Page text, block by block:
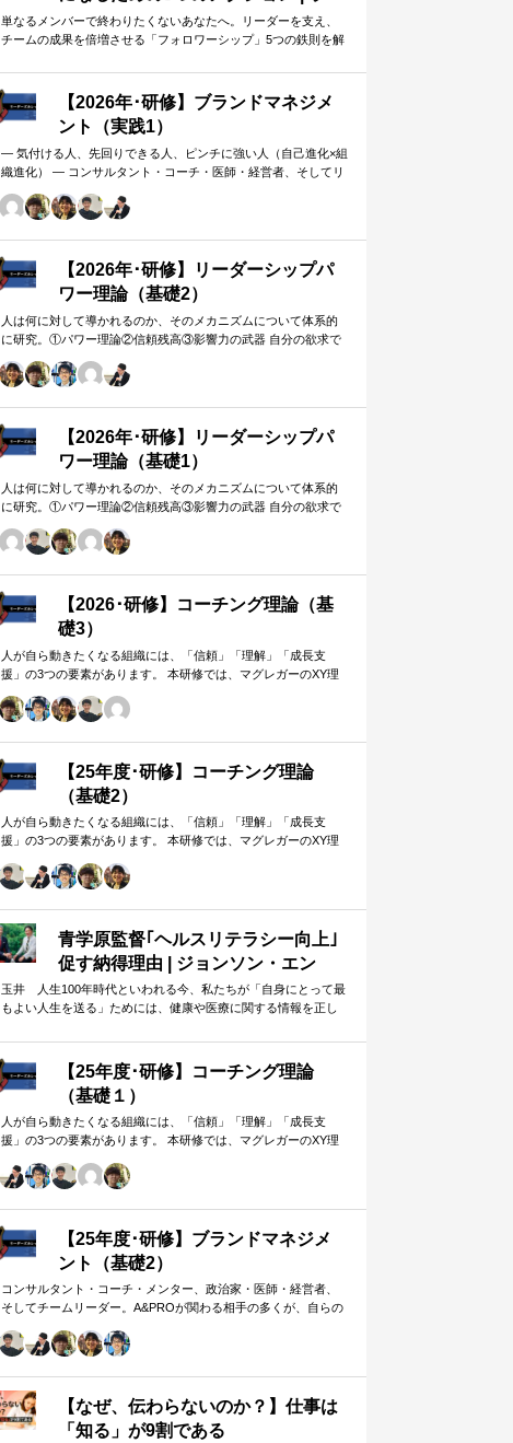
イフハッカー・ジャパン
単なるメンバーで終わりたくないあなたへ。リーダーを支え、
チームの成果を倍増させる「フォロワーシップ」5つの鉄則を解
【2026年･研修】ブランドマネジメ
ント（実践1）
― 気付ける人、先回りできる人、ピンチに強い人（自己進化×組
織進化） ― コンサルタント・コーチ・医師・経営者、そしてリ
【2026年･研修】リーダーシップパ
ワー理論（基礎2）
人は何に対して導かれるのか、そのメカニズムについて体系的
に研究。①パワー理論②信頼残高③影響力の武器 自分の欲求で
【2026年･研修】リーダーシップパ
ワー理論（基礎1）
人は何に対して導かれるのか、そのメカニズムについて体系的
に研究。①パワー理論②信頼残高③影響力の武器 自分の欲求で
【2026･研修】コーチング理論（基
礎3）
人が自ら動きたくなる組織には、「信頼」「理解」「成長支
援」の3つの要素があります。 本研修では、マグレガーのXY理
「人はなぜ動くのか」「どうすれば自ら動くようになるのか」
顧客対応の難航など）を、“人間理解”を通して紐解く実践型のプ
ログラムです。
【25年度･研修】コーチング理論
（基礎2）
人が自ら動きたくなる組織には、「信頼」「理解」「成長支
援」の3つの要素があります。 本研修では、マグレガーのXY理
「人はなぜ動くのか」「どうすれば自ら動くようになるのか」
顧客対応の難航など）を、“人間理解”を通して紐解く実践型のプ
ログラムです。
青学原監督｢ヘルスリテラシー向上｣
促す納得理由 | ジョンソン・エン
ド・ジョンソン | 東洋経済オンライ
ン
玉井 人生100年時代といわれる今、私たちが「自身にとって最
もよい人生を送る」ためには、健康や医療に関する情報を正し
【25年度･研修】コーチング理論
（基礎１）
人が自ら動きたくなる組織には、「信頼」「理解」「成長支
援」の3つの要素があります。 本研修では、マグレガーのXY理
「人はなぜ動くのか」「どうすれば自ら動くようになるのか」
顧客対応の難航など）を、“人間理解”を通して紐解く実践型のプ
ログラムです。
【25年度･研修】ブランドマネジメ
ント（基礎2）
コンサルタント・コーチ・メンター、政治家・医師・経営者、
そしてチームリーダー。A&PROが関わる相手の多くが、自らの
【なぜ、伝わらないのか？】仕事は
「知る」が9割である